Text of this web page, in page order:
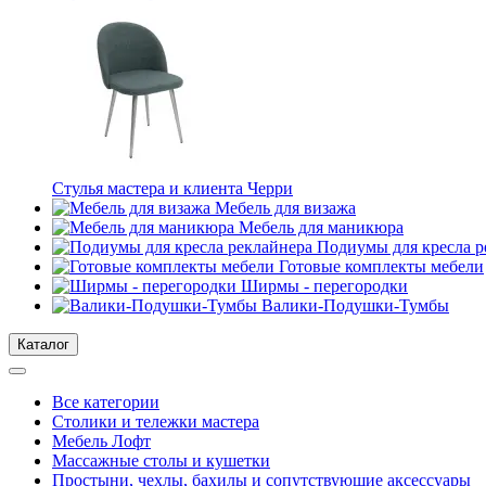
Стулья мастера и клиента Черри
Мебель для визажа
Мебель для маникюра
Подиумы для кресла
Готовые комплекты мебели
Ширмы - перегородки
Валики-Подушки-Тумбы
Каталог
Все категории
Столики и тележки мастера
Мебель Лофт
Массажные столы и кушетки
Простыни, чехлы, бахилы и сопутствующие аксессуары